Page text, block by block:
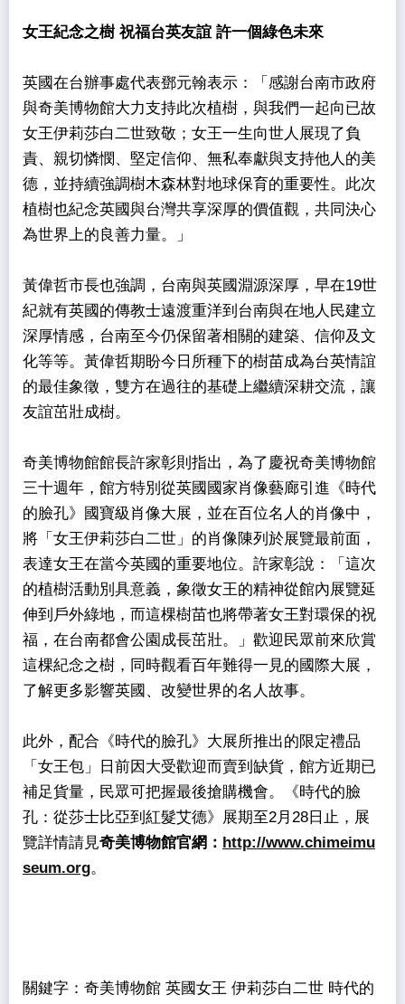
女王紀念之樹 祝福台英友誼 許一個綠色未來
英國在台辦事處代表鄧元翰表示：「感謝台南市政府
與奇美博物館大力支持此次植樹，與我們一起向已故
女王伊莉莎白二世致敬；女王一生向世人展現了負
責、親切憐憫、堅定信仰、無私奉獻與支持他人的美
德，並持續強調樹木森林對地球保育的重要性。此次
植樹也紀念英國與台灣共享深厚的價值觀，共同決心
為世界上的良善力量。」
黃偉哲市長也強調，台南與英國淵源深厚，早在19世
紀就有英國的傳教士遠渡重洋到台南與在地人民建立
深厚情感，台南至今仍保留著相關的建築、信仰及文
化等等。黃偉哲期盼今日所種下的樹苗成為台英情誼
的最佳象徵，雙方在過往的基礎上繼續深耕交流，讓
友誼茁壯成樹。
奇美博物館館長許家彰則指出，為了慶祝奇美博物館
三十週年，館方特別從英國國家肖像藝廊引進《時代
的臉孔》國寶級肖像大展，並在百位名人的肖像中，
將「女王伊莉莎白二世」的肖像陳列於展覽最前面，
表達女王在當今英國的重要地位。許家彰說：「這次
的植樹活動別具意義，象徵女王的精神從館內展覽延
伸到戶外綠地，而這棵樹苗也將帶著女王對環保的祝
福，在台南都會公園成長茁壯。」歡迎民眾前來欣賞
這棵紀念之樹，同時觀看百年難得一見的國際大展，
了解更多影響英國、改變世界的名人故事。
此外，配合《時代的臉孔》大展所推出的限定禮品
「女王包」日前因大受歡迎而賣到缺貨，館方近期已
補足貨量，民眾可把握最後搶購機會。《時代的臉
孔：從莎士比亞到紅髮艾德》展期至2月28日止，展
覽詳情請見奇美博物館官網： http://www.chimeimu
seum.org。
關鍵字：奇美博物館 英國女王 伊莉莎白二世 時代的